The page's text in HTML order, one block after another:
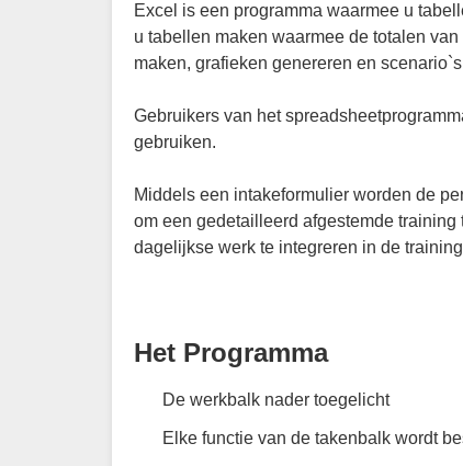
Excel is een programma waarmee u
u tabellen maken waarmee de totalen
maken, grafieken genereren en
Gebruikers van het
gebruiken.
Middels een intakeformulier worden de
om een gedetailleerd afgestemde
dagelijkse werk te integreren in de
Het Programma
De werkbalk nader toegelicht
Elke functie van de takenbalk wordt